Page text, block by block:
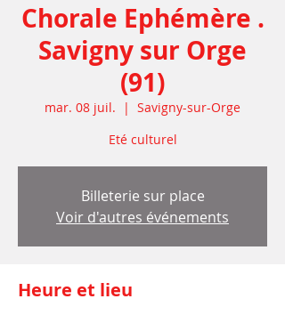
Chorale Ephémère .
Savigny sur Orge
(91)
mar. 08 juil.
  |
Savigny-sur-Orge
Eté culturel
Billeterie sur place
Voir d'autres événements
Heure et lieu